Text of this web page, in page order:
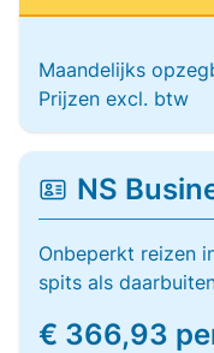
Maandelijks
Prijzen excl. btw
NS
Onbeperkt reizen
spits als
€ 366,93